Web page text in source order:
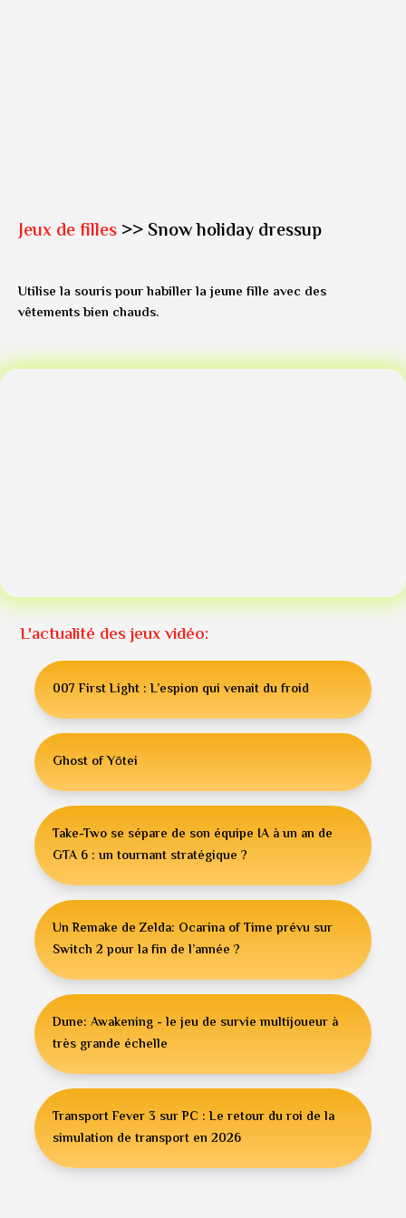
Jeux de filles>> Snow holiday dressup
Utilise la souris pour habiller la jeune fille avec des
vêtements bien chauds.
L'actualité des jeux vidéo:
007 First Light : L’espion qui venait du froid
Ghost of Yōtei
Take-Two se sépare de son équipe IA à un an de
GTA 6 : un tournant stratégique ?
Un Remake de Zelda: Ocarina of Time prévu sur
Switch 2 pour la fin de l’année ?
Dune: Awakening - le jeu de survie multijoueur à
très grande échelle
Transport Fever 3 sur PC : Le retour du roi de la
simulation de transport en 2026